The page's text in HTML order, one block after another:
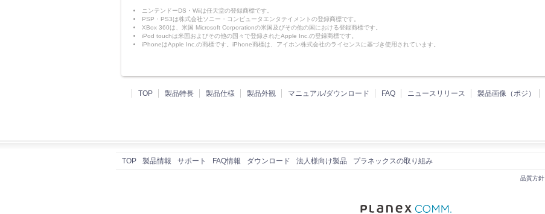
ニンテンドーDS・Wiiは任天堂の登録商標です。
PSP・PS3は株式会社ソニー・コンピュータエンタテイメントの登録商標です。
XBox 360は、米国 Microsoft Corporationの米国及びその他の国における登録商標です。
iPod touchは米国およびその他の国々で登録されたApple Inc.の登録商標です。
iPhoneはApple Inc.の商標です。iPhone商標は、アイホン株式会社のライセンスに基づき使用されています。
TOP 製品特長 製品仕様 製品外観 マニュアル/ダウンロード FAQ ニュースリリース 製品画像（ポジ）
TOP 製品情報 サポート FAQ情報 ダウンロード 法人様向け製品 プラネックスの取り組み
品質方針